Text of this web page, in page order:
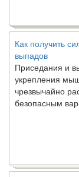
Как получить
выпадов
Приседания и
укрепления
чрезвычайно
безопасным
Создана